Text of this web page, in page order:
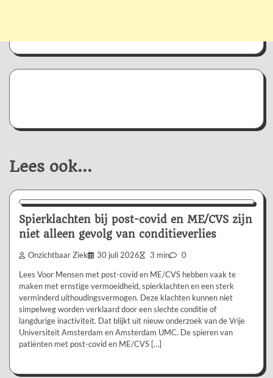
Lees ook...
Nieuws/Informatie
Spierklachten bij post-covid en ME/CVS zijn
niet alleen gevolg van conditieverlies
Onzichtbaar Ziek 30 juli 2026 3 min 0
Lees Voor Mensen met post-covid en ME/CVS hebben vaak te
maken met ernstige vermoeidheid, spierklachten en een sterk
verminderd uithoudingsvermogen. Deze klachten kunnen niet
simpelweg worden verklaard door een slechte conditie of
langdurige inactiviteit. Dat blijkt uit nieuw onderzoek van de Vrije
Universiteit Amsterdam en Amsterdam UMC. De spieren van
patiënten met post-covid en ME/CVS […]